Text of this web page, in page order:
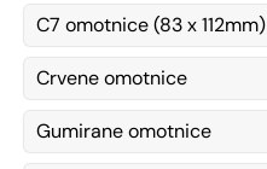
C7 omotnice (83 x 112mm)
Crvene omotnice
Gumirane omotnice